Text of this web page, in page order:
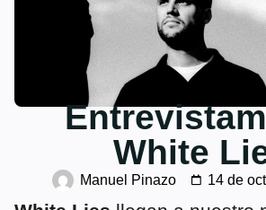
White
Manuel Pinazo 14 de